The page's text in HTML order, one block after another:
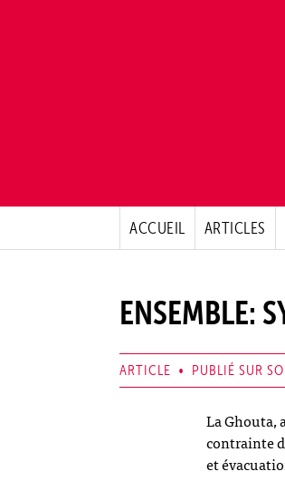
ACCUEIL ARTICLES
ENSEMBLE:
ARTICLE • PUBLIÉ SUR
La Ghouta,
contrainte
et